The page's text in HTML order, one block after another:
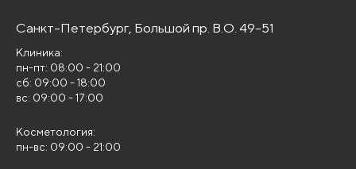
Санкт-Петербург, Большой пр. В.О. 49-51
Клиника:
пн-пт: 08:00 - 21:00
сб: 09:00 - 18:00
вс: 09:00 - 17:00
Косметология:
пн-вс: 09:00 - 21:00